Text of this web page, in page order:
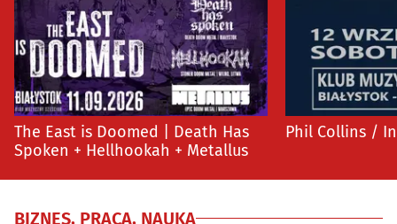
The East is Doomed | Death Has
Spoken + Hellhookah + Metallus
Phil Collins /
BIZNES, PRACA, NAUKA